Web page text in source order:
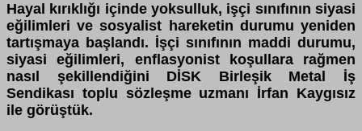
Hayal kırıklığı içinde yoksulluk, işçi sınıfının siyasi
eğilimleri ve sosyalist hareketin durumu yeniden
tartışmaya başlandı. İşçi sınıfının maddi durumu,
siyasi eğilimleri, enflasyonist koşullara rağmen
nasıl şekillendiğini DİSK Birleşik Metal İş
Sendikası toplu sözleşme uzmanı İrfan Kaygısız
ile görüştük.